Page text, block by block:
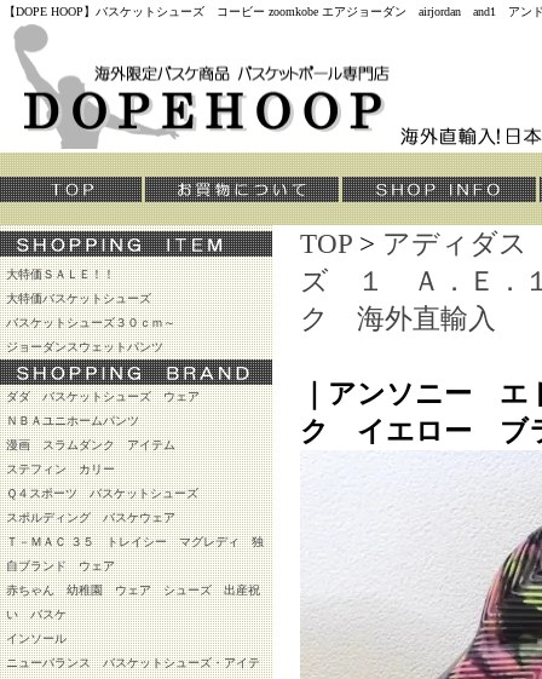
【DOPE HOOP】バスケットシューズ コービー zoomkobe エアジョーダン airjordan and1
大特価ＳＡＬＥ！！
大特価バスケットシューズ
バスケットシューズ３０ｃｍ～
ジョーダンスウェットパンツ
ダダ バスケットシューズ ウェア
ＮＢＡユニホームパンツ
漫画 スラムダンク アイテム
ステフィン カリー
Ｑ４スポーツ バスケットシューズ
スポルディング バスケウェア
Ｔ－ＭＡＣ ３５ トレイシー マグレディ 独
自ブランド ウェア
赤ちゃん 幼稚園 ウェア シューズ 出産祝
い バスケ
インソール
ニューバランス バスケットシューズ・アイテ
TOP > アディダ
ズ １ Ａ．Ｅ．
ク 海外直輸入
｜アンソニー
ク イエロー ブ